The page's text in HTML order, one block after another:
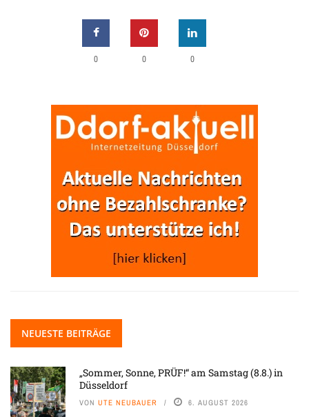
0 0 0
NEUESTE BEITRÄGE
„Sommer, Sonne, PRÜF!“ am Samstag (8.8.) in
Düsseldorf
VON UTE NEUBAUER 6. AUGUST 2026